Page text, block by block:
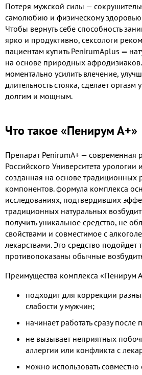
Потеря мужской силы —
самолюбию и физическому
Чтобы вернуть себе способность
ярко и продуктивно, сексологи
пациентам купить PenirumAplus —
на основе природных
моментально усилить влечение,
длительность стояка, сделает
долгим и мощным.
Что такое «Пенирум А+»
Препарат PenirumA+ — современная
Российского Университета урологии
созданная на основе традиционных
компонентов. формула комплекса
исследованиях, подтвердивших
традиционных натуральных
получить уникальное средство, не
свойствами и совместимое с
лекарствами. Это средство подойдет
противопоказаны обычные
Преимущества комплекса «Пенирум
подходит для коррекции
слабости у мужчин;
начинает работать сразу после
не вызывает неприятных
аллергии или конфликта с
можно использовать